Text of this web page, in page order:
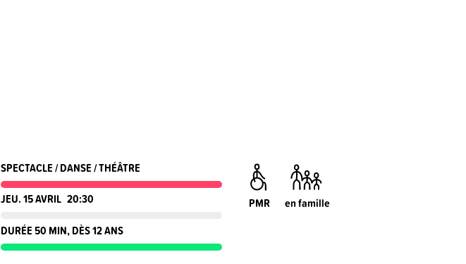
SPECTACLE / DANSE / THÉÂTRE
JEU. 15 AVRIL 20:30
DURÉE 50 MIN, DÈS 12 ANS
PMR en famille